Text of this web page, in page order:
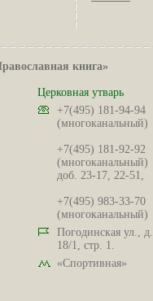
книга»
Церковная утварь
+7(495) 181-94-94
(многоканальный)
+7(495) 181-92-92
(многоканальный)
доб. 23-17, 22-51,
+7(495) 983-33-70
(многоканальный)
Погодинская ул., д.
18/1, стр. 1.
«Спортивная»